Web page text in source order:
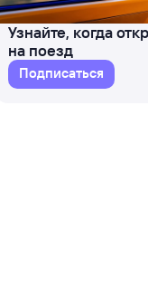
Узнайте, когда
на поезд
Подписаться